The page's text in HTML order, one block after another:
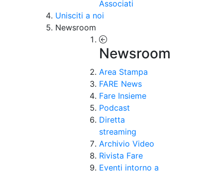
Associati
Unisciti a noi
Newsroom
Newsroom
Area Stampa
FARE News
Fare Insieme
Podcast
Diretta
streaming
Archivio Video
Rivista Fare
Eventi intorno a